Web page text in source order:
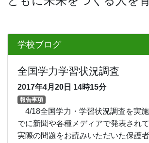
学校ブログ
全国学力学習状況調査
2017年4月20日 14時15分
報告事項
4/18全国学力・学習状況調査を実
でに新聞や各種メディアで発表されて
実際の問題をお読みいただいた保護